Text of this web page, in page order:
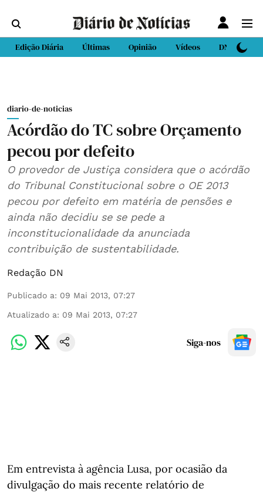
Edição Diária Últimas Opinião Vídeos DN Sport
diario-de-noticias
Acórdão do TC sobre Orçamento
pecou por defeito
O provedor de Justiça considera que o acórdão
do Tribunal Constitucional sobre o OE 2013
pecou por defeito em matéria de pensões e
ainda não decidiu se se pede a
inconstitucionalidade da anunciada
contribuição de sustentabilidade.
Redação DN
Publicado a: 09 Mai 2013, 07:27
Atualizado a: 09 Mai 2013, 07:27
Siga-nos
Em entrevista à agência Lusa, por ocasião da
divulgação do mais recente relatório de